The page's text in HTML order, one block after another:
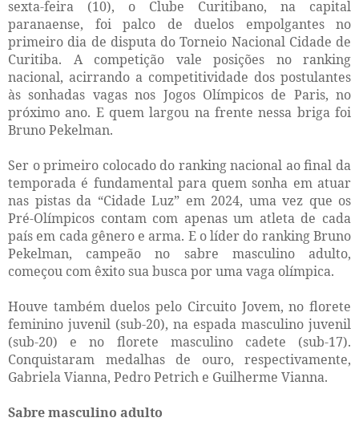
sexta-feira (10), o Clube Curitibano, na capital
paranaense, foi palco de duelos empolgantes no
primeiro dia de disputa do Torneio Nacional Cidade de
Curitiba. A competição vale posições no ranking
nacional, acirrando a competitividade dos postulantes
às sonhadas vagas nos Jogos Olímpicos de Paris, no
próximo ano. E quem largou na frente nessa briga foi
Bruno Pekelman.
Ser o primeiro colocado do ranking nacional ao final da
temporada é fundamental para quem sonha em atuar
nas pistas da “Cidade Luz” em 2024, uma vez que os
Pré-Olímpicos contam com apenas um atleta de cada
país em cada gênero e arma. E o líder do ranking Bruno
Pekelman, campeão no sabre masculino adulto,
começou com êxito sua busca por uma vaga olímpica.
Houve também duelos pelo Circuito Jovem, no florete
feminino juvenil (sub-20), na espada masculino juvenil
(sub-20) e no florete masculino cadete (sub-17).
Conquistaram medalhas de ouro, respectivamente,
Gabriela Vianna, Pedro Petrich e Guilherme Vianna.
Sabre masculino adulto